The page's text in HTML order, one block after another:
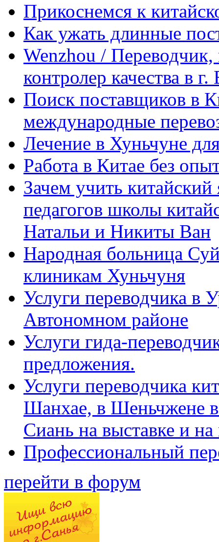
Прикоснемся к
Как ужать длинные
Wenzhou / Переводчик,
контролер качества в
Поиск поставщиков в
международные
Лечение в Хуньчуне
Работа в Китае без
Зачем учить
педагогов школы
Натальи и Никиты Ван
Народная больница
клиникам Хуньчуня
Услуги переводчика в
Автономном районе
Услуги гида-
предложения.
Услуги переводчика
Шанхае, в Шеньчжене
Сиань на выставке и
Профессиональный
перейти в форум